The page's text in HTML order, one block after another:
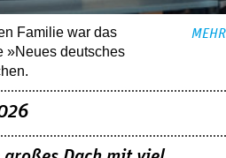
Familie war das
»Neues deutsches
MEHR